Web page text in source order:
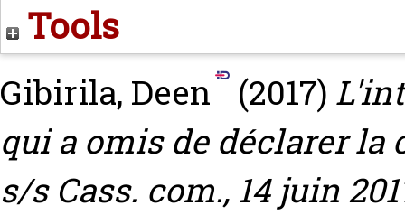
Tools
Gibirila, Deen (2017)
qui a omis de déclarer la
s/s Cass. com., 14 juin